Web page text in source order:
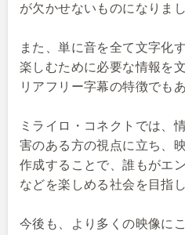
が欠かせないものになりまし
また、単に音を全て文字化
楽しむために必要な情報を
リアフリー字幕の特徴でも
ミライロ・コネクトでは、
害のある方の視点に立ち、
作成することで、誰もがエ
などを楽しめる社会を目指
今後も、より多くの映像に